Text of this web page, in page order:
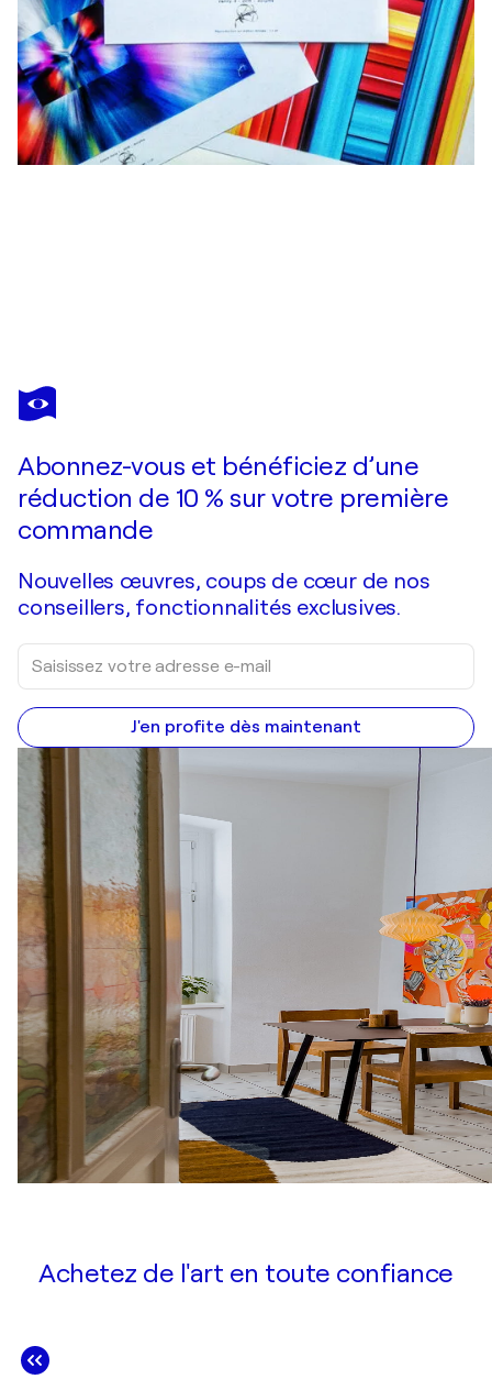
ACRYMX
Slices Of Scan 1 - 100 x 75 cm
Abonnez-vous et bénéficiez d’une
réduction de 10 % sur votre première
commande
Nouvelles œuvres, coups de cœur de nos
conseillers, fonctionnalités exclusives.
J'en profite dès maintenant
Achetez de l'art en toute confiance